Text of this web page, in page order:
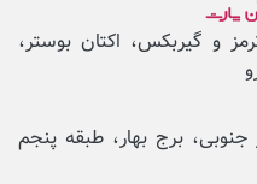
و گیربکس، اکتان بوستر،
جنوبی، برج بهار، طبقه پنجم